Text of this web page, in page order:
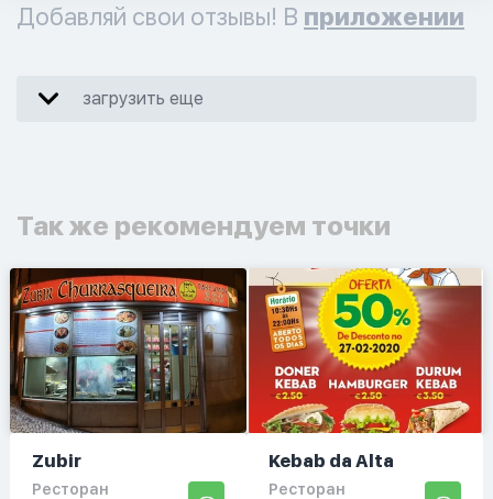
Добавляй свои отзывы! В приложении
загрузить еще
Так же рекомендуем точки
Zubir
Ресторан
Kebab da Alta
Ресторан